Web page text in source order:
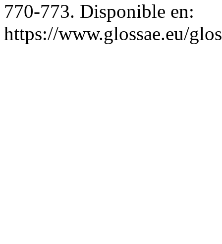
770-773. Disponible en:
https://www.glossae.eu/